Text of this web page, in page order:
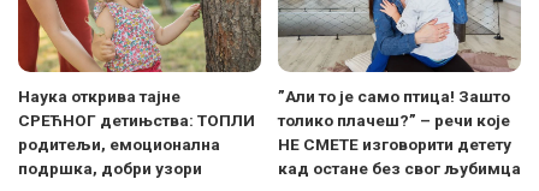
Наука открива тајне
СРЕЋНОГ детињства: ТОПЛИ
родитељи, емоционална
подршка, добри узори
”Али то је само птица! Зашто
толико плачеш?” – речи које
НЕ СМЕТЕ изговорити детету
кад остане без свог љубимца